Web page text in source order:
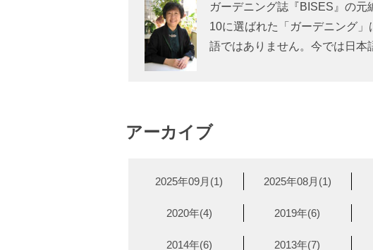
ガーデニング誌『BISES』の
10に選ばれた「ガーデニング
語ではありません。今では日本
アーカイブ
2025年09月(1) 2025年08月(1)
2020年(4) 2019年(6)
2014年(6) 2013年(7)